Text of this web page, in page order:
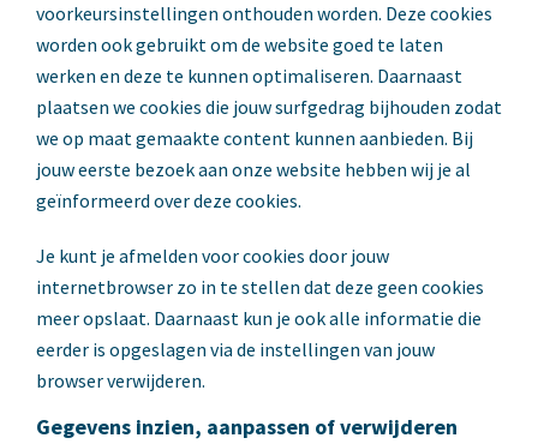
voorkeursinstellingen onthouden worden. Deze cookies
worden ook gebruikt om de website goed te laten
werken en deze te kunnen optimaliseren. Daarnaast
plaatsen we cookies die jouw surfgedrag bijhouden zodat
we op maat gemaakte content kunnen aanbieden. Bij
jouw eerste bezoek aan onze website hebben wij je al
geïnformeerd over deze cookies.
Je kunt je afmelden voor cookies door jouw
internetbrowser zo in te stellen dat deze geen cookies
meer opslaat. Daarnaast kun je ook alle informatie die
eerder is opgeslagen via de instellingen van jouw
browser verwijderen.
Gegevens inzien, aanpassen of verwijderen